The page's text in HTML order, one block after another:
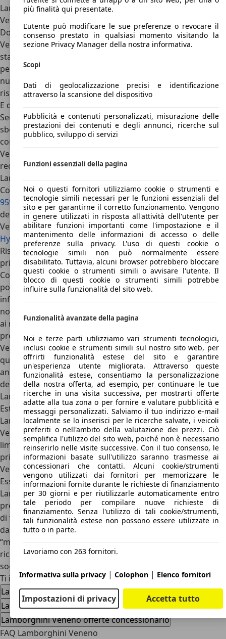
Lamborghini di Sant’Agata Bolognese. Il prezzo per una
Veneno Coupé?
Circa 3 milioni di euro ciascuna
Dopo la Coupé, però, Lamborghini ha costruito altre nove
Veneno in versione Roadster, che differisce dalla versione
standard solamente per la presenza dei rinforzi nel telaio e
per l’assenza del tetto. Questa versione è stata prodotta in
numeri tripli rispetto alla Coupé, in ben nove esemplari
rispetto alle tre Veneno Coupé proposte al pubblico.
E quali erano i prezzi di Lamborghini Veneno Roadster
Secondo i ben informati, i nove facoltosi acquirenti hanno
sborsato almeno 3,5 milioni di euro. Una cifra che,
comunque, risulta quasi come un affare oggi: l’ultima
Veneno venduta all’asta, infatti, è stata venduta alla cifra
record di 7,5 milioni di dollari.
Lamborghini Veneno: concorrenti
Così come il 1987 è stato ricordato per il lancio diPorsche
959
Ferrari F40, il 2013 sarà fissato come l’anno di
debutto delle tre grandi concorrenti di Lamborghini
Veneno:Ferrari LaFerrari,McLaren P1e Porsche 918
Hybrid.
Rispetto a queste tre concorrenti, Lamborghini Veneno è
priva di un sistema ibrido arrivato solo nel 2020 con la Siàn.
Con loro però condivide delle prestazioni incredibili, una
potenza clamorosa, un’estetica inconfondibile e che ha poi
influenzato il design delle sorelline venute dopo di loro
nonché per il clamore mediatico che hanno creato attorno
ai rispettivi brand. Per via dei numeri ridottissimi di
produzione e del prezzo davvero folle, Lamborghini
Veneno è sempre messa in secondo piano rispetto a
queste tre incredibili vetture. Nei prossimi decenni, però,
anche lei verrà ricordata come una delle grandi figlie
dell’ispirato anno 2013.
Lamborghini Veneno: conclusioni
Estrema, velocissima e prodotta in pochissimi esemplari:
Lamborghini Veneno è una vettura storica per la Casa. La
Veneno è stata infatti la prima vettura prodotta in serie
limitata da Lamborghini su baseAventador, erede della
prima Lamborghini speciale, la miticaRevènton. Dopo
Veneno, infatti, sono poi seguite laCentenario, la Siàn, la
Essenza SCV12 e la rinascita dellaCountach. Tutte le
Lamborghini speciali appena citate non sarebbero però
presenti se non ci fosse stata la velenosa Veneno, capace
di far sognare tutti gli appassionati e i facoltosi acquirenti
da quasi 10 anni. Lamborghini Veneno è poi nata nel
“mitico” 2013, che per gli appassionati è stato un anno da
ricordare per il debutto delle tre Hypercar più amate e
sognate dell’era moderna.
Ti interessa la Lamborghini Veneno
Lamborghini Veneno usata
Lamborghini Veneno nuova auto
Lamborghini Veneno offerte concessionario
FAQ Lamborghini Veneno
più finalità qui presentate.
L’utente può modificare le sue preferenze o revocare il
consenso prestato in qualsiasi momento visitando la
sezione Privacy Manager della nostra informativa.
Scopi
Dati di geolocalizzazione precisi e identificazione
attraverso la scansione del dispositivo
Pubblicità e contenuti personalizzati, misurazione delle
prestazioni dei contenuti e degli annunci, ricerche sul
pubblico, sviluppo di servizi
Funzioni essenziali della pagina
Noi o questi fornitori utilizziamo cookie o strumenti e
tecnologie simili necessari per le funzioni essenziali del
sito e per garantirne il corretto funzionamento. Vengono
in genere utilizzati in risposta all'attività dell'utente per
abilitare funzioni importanti come l'impostazione e il
mantenimento delle informazioni di accesso o delle
preferenze sulla privacy. L'uso di questi cookie o
tecnologie simili non può normalmente essere
disabilitato. Tuttavia, alcuni browser potrebbero bloccare
questi cookie o strumenti simili o avvisare l'utente. Il
blocco di questi cookie o strumenti simili potrebbe
influire sulla funzionalità del sito web.
Funzionalità avanzate della pagina
Noi e terze parti utilizziamo vari strumenti tecnologici,
inclusi cookie e strumenti simili sul nostro sito web, per
offrirti funzionalità estese del sito e garantire
un'esperienza utente migliorata. Attraverso queste
funzionalità estese, consentiamo la personalizzazione
della nostra offerta, ad esempio, per continuare le tue
ricerche in una visita successiva, per mostrarti offerte
adatte alla tua zona o per fornire e valutare pubblicità e
messaggi personalizzati. Salviamo il tuo indirizzo e-mail
localmente se lo inserisci per le ricerche salvate, i veicoli
preferiti o nell'ambito della valutazione dei prezzi. Ciò
semplifica l'utilizzo del sito web, poiché non è necessario
reinserirlo nelle visite successive. Con il tuo consenso, le
informazioni basate sull'utilizzo saranno trasmesse ai
concessionari che contatti. Alcuni cookie/strumenti
vengono utilizzati dai fornitori per memorizzare le
informazioni fornite durante le richieste di finanziamento
per 30 giorni e per riutilizzarle automaticamente entro
tale periodo per compilare nuove richieste di
finanziamento. Senza l'utilizzo di tali cookie/strumenti,
tali funzionalità estese non possono essere utilizzate in
tutto o in parte.
Lavoriamo con 263 fornitori.
Informativa sulla privacy | Colophon | Elenco fornitori
Impostazioni di privacy Accetta tutto